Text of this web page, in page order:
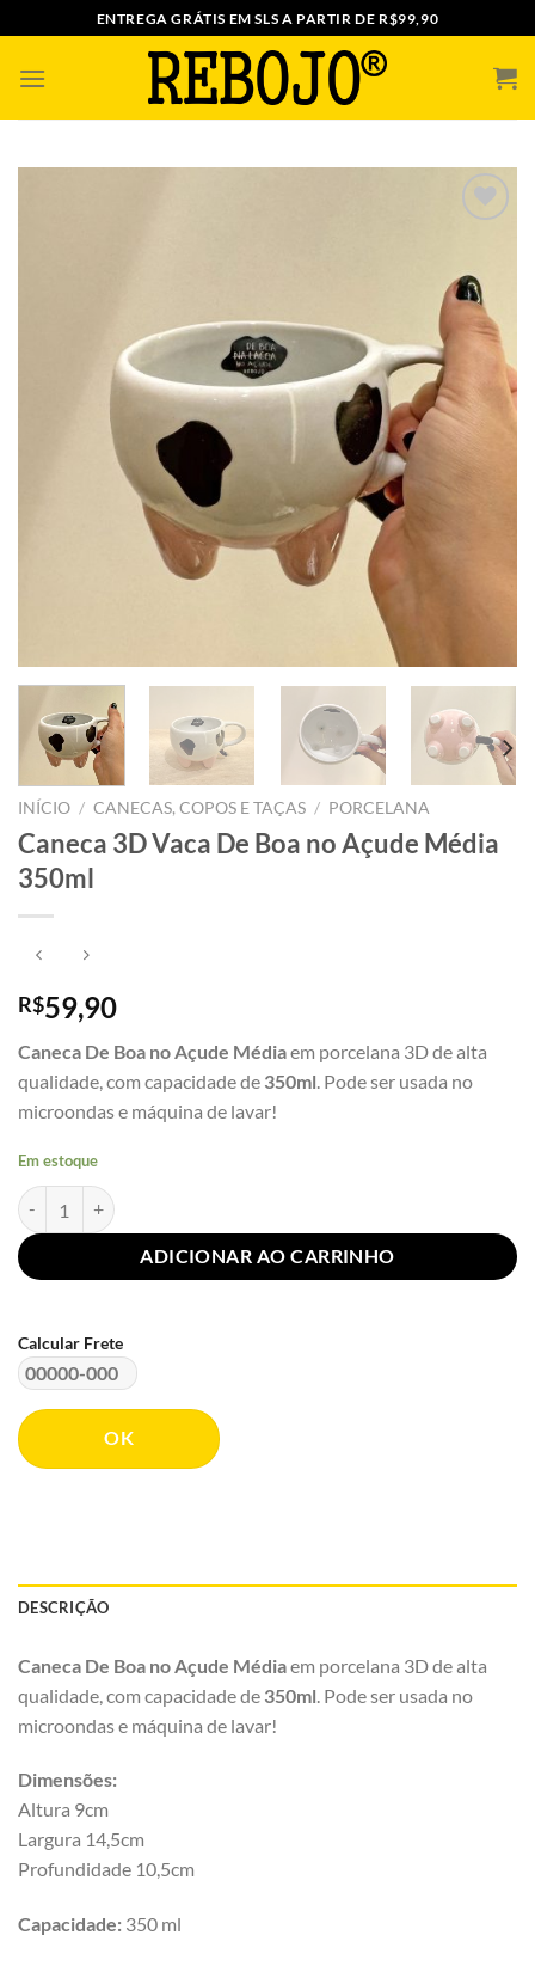
to
content
ENTREGA GRÁTIS EM SLS A PARTIR DE R$99,90
A MINHA
LISTA
INÍCIO / CANECAS, COPOS E TAÇAS / PORCELANA
Caneca 3D Vaca De Boa no Açude Média
350ml
R$59,90
Caneca De Boa no Açude Médiaem porcelana 3D de alta
qualidade, com capacidade de 350ml. Pode ser usada no
microondas e máquina de lavar!
Em estoque
Caneca 3D Vaca De Boa no Açude Média 350ml quantidade
ADICIONAR AO CARRINHO
Calcular Frete
OK
DESCRIÇÃO
Caneca De Boa no Açude Médiaem porcelana 3D de alta
qualidade, com capacidade de 350ml . Pode ser usada no
microondas e máquina de lavar!
Dimensões:
Altura 9cm
Largura 14,5cm
Profundidade 10,5cm
Capacidade: 350 ml